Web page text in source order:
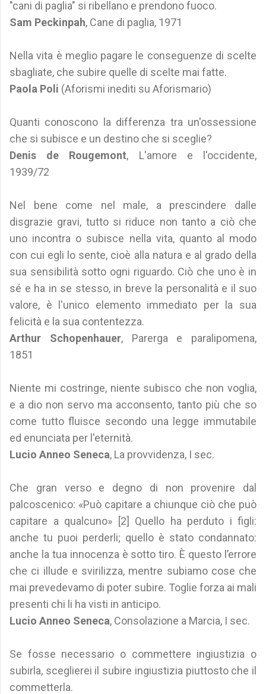
"cani di paglia" si ribellano e prendono fuoco.
Sam Peckinpah, Cane di paglia, 1971
Nella vita è meglio pagare le conseguenze di scelte
sbagliate, che subire quelle di scelte mai fatte.
Paola Poli (Aforismi inediti su Aforismario)
Quanti conoscono la differenza tra un'ossessione
che si subisce e un destino che si sceglie?
Denis de Rougemont, L'amore e l'occidente,
1939/72
Nel bene come nel male, a prescindere dalle
disgrazie gravi, tutto si riduce non tanto a ciò che
uno incontra o subisce nella vita, quanto al modo
con cui egli lo sente, cioè alla natura e al grado della
sua sensibilità sotto ogni riguardo. Ciò che uno è in
sé e ha in se stesso, in breve la personalità e il suo
valore, è l'unico elemento immediato per la sua
felicità e la sua contentezza.
Arthur Schopenhauer, Parerga e paralipomena,
1851
Niente mi costringe, niente subisco che non voglia,
e a dio non servo ma acconsento, tanto più che so
come tutto fluisce secondo una legge immutabile
ed enunciata per l'eternità.
Lucio Anneo Seneca, La provvidenza, I sec.
Che gran verso e degno di non provenire dal
palcoscenico: «Può capitare a chiunque ciò che può
capitare a qualcuno» [2] Quello ha perduto i figli:
anche tu puoi perderli; quello è stato condannato:
anche la tua innocenza è sotto tiro. È questo l’errore
che ci illude e svirilizza, mentre subiamo cose che
mai prevedevamo di poter subire. Toglie forza ai mali
presenti chi li ha visti in anticipo.
Lucio Anneo Seneca, Consolazione a Marcia, I sec.
Se fosse necessario o commettere ingiustizia o
subirla, sceglierei il subire ingiustizia piuttosto che il
commetterla.